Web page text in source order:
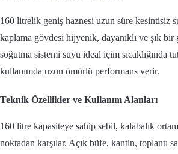
160 litrelik geniş haznesi uzun süre kesintisiz
kaplama gövdesi hijyenik, dayanıklı ve şık
soğutma sistemi suyu ideal içim sıcaklığında
kullanımda uzun ömürlü performans verir.
Teknik Özellikler ve Kullanım Alanları
160 litre kapasiteye sahip sebil, kalabalık
noktadan karşılar. Açık büfe, kantin, toplantı